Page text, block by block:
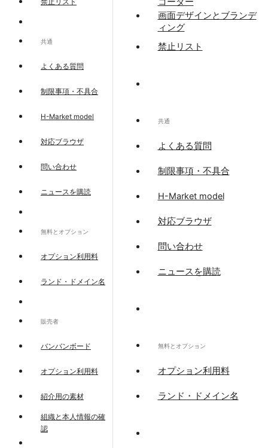
共通
よくある質問
制限事項・不具合
H-Market model
対応ブラウザ
問い合わせ
ニュースを購読
無料とオプション
オプション利用料
ランド・ドメイン名
販売者
バンバンボード
オプション利用料
紹介用の素材
組織と本人情報の確
認
画面デザインとブランデ
ィング
禁止リスト
共通
よくある質問
制限事項・不具合
H-Market model
対応ブラウザ
問い合わせ
ニュースを購読
無料とオプション
オプション利用料
ランド・ドメイン名